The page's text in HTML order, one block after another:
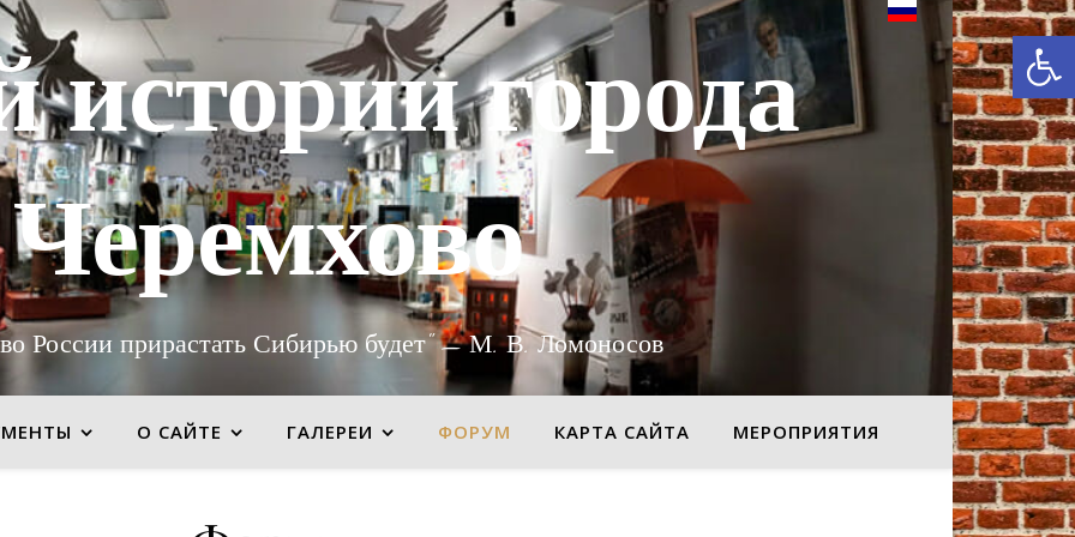
истории города
Черемхово
России прирастать Сибирью будет" — М. В. Ломоносов
О САЙТЕ ГАЛЕРЕИ ФОРУМ КАРТА САЙТА МЕРОПРИЯТИЯ